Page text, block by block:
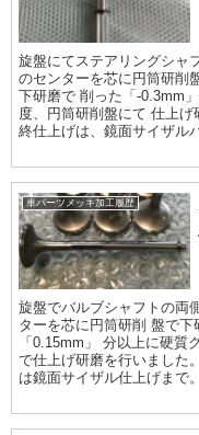
旋盤にてステアリングシャ
のセンターを芯に円筒研削
下研磨で 削った「-0.3mm
度、円筒研削盤にて 仕上
終仕上げは、鏡面サイザル
車パーツメッキ加工履歴
旋盤でバルブシャフトの
ターを芯に円筒研削 盤で
「0.15mm」 分以上に硬
で仕上げ研磨を行いました
は鏡面サイザル仕上げまで。